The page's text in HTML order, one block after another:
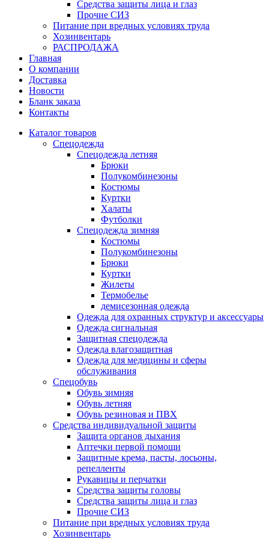
Средства защиты лица и глаз
Прочие СИЗ
Питание при вредных условиях труда
Хозинвентарь
РАСПРОДАЖА
Главная
О компании
Доставка
Новости
Бланк заказа
Контакты
Каталог товаров
Спецодежда
Спецодежда летняя
Брюки
Полукомбинезоны
Костюмы
Куртки
Халаты
Футболки
Спецодежда зимняя
Костюмы
Полукомбинезоны
Брюки
Куртки
Жилеты
Термобелье
демисезонная одежда
Одежда для охранных структур и аксессуары
Одежда сигнальная
Защитная спецодежда
Одежда влагозащитная
Одежда для медицины и сферы
обслуживания
Спецобувь
Обувь зимняя
Обувь летняя
Обувь резиновая и ПВХ
Средства индивидуальной защиты
Защита органов дыхания
Аптечки первой помощи
Защитные крема, пасты, лосьоны,
репелленты
Рукавицы и перчатки
Средства защиты головы
Средства защиты лица и глаз
Прочие СИЗ
Питание при вредных условиях труда
Хозинвентарь